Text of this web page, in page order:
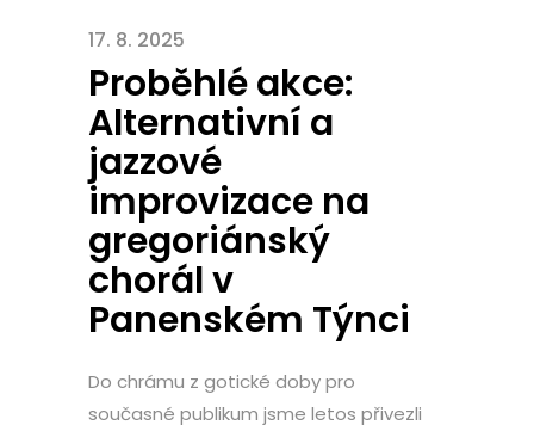
17. 8. 2025
Proběhlé akce:
Alternativní a
jazzové
improvizace na
gregoriánský
chorál v
Panenském Týnci
Do chrámu z gotické doby pro
současné publikum jsme letos přivezli